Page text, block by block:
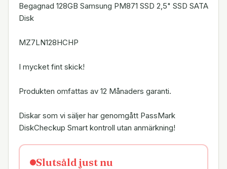
Begagnad 128GB Samsung PM871 SSD 2,5" SSD SATA
Disk
MZ7LN128HCHP
I mycket fint skick!
Produkten omfattas av 12 Månaders garanti.
Diskar som vi säljer har genomgått PassMark
DiskCheckup Smart kontroll utan anmärkning!
Slutsåld just nu